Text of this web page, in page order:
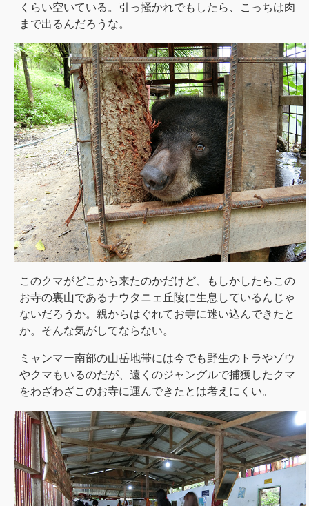
くらい空いている。引っ掻かれでもしたら、こっちは肉
まで出るんだろうな。
このクマがどこから来たのかだけど、もしかしたらこの
お寺の裏山であるナウタニェ丘陵に生息しているんじゃ
ないだろうか。親からはぐれてお寺に迷い込んできたと
か。そんな気がしてならない。
ミャンマー南部の山岳地帯には今でも野生のトラやゾウ
やクマもいるのだが、遠くのジャングルで捕獲したクマ
をわざわざこのお寺に運んできたとは考えにくい。